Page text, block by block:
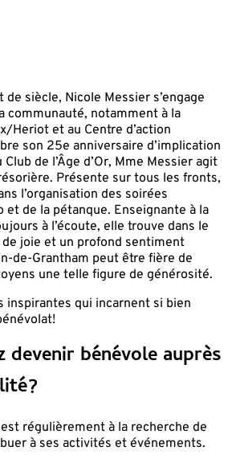
de siècle, Nicole Messier s’engage
communauté, notamment à la
Heriot et au Centre d’action
son 25e anniversaire d’implication
Club de l’Âge d’Or, Mme Messier agit
Présente sur tous les fronts,
l’organisation des soirées
de la pétanque. Enseignante à la
à l’écoute, elle trouve dans le
joie et un profond sentiment
de-Grantham peut être fière de
une telle figure de générosité.
inspirantes qui incarnent si bien
devenir bénévole auprès
régulièrement à la recherche de
à ses activités et événements.